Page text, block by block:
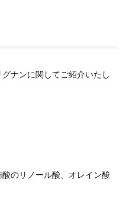
ナンに関してご紹介いたし
のリノール酸、オレイン酸